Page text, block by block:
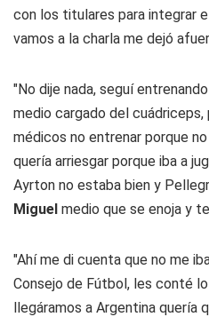
con los titulares para integrar
vamos a la charla me dejó
"No dije nada, seguí
medio cargado del
médicos no entrenar porque
quería arriesgar porque iba a
Ayrton no estaba bien y
Miguel medio que se enoja y
"Ahí me di cuenta que no me
Consejo de Fútbol, les conté
llegáramos a Argentina quería